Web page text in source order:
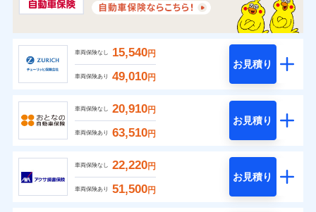
車両保険なし 15,540円
車両保険あり 49,010円
お見積り
車両保険なし 20,910円
車両保険あり 63,510円
お見積り
車両保険なし 22,220円
車両保険あり 51,500円
お見積り